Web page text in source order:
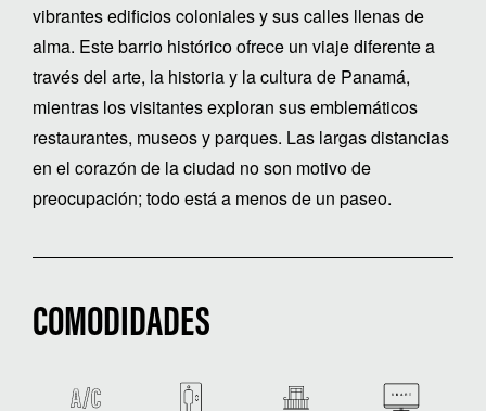
vibrantes edificios coloniales y sus calles llenas de
alma. Este barrio histórico ofrece un viaje diferente a
través del arte, la historia y la cultura de Panamá,
mientras los visitantes exploran sus emblemáticos
restaurantes, museos y parques. Las largas distancias
en el corazón de la ciudad no son motivo de
preocupación; todo está a menos de un paseo.
COMODIDADES